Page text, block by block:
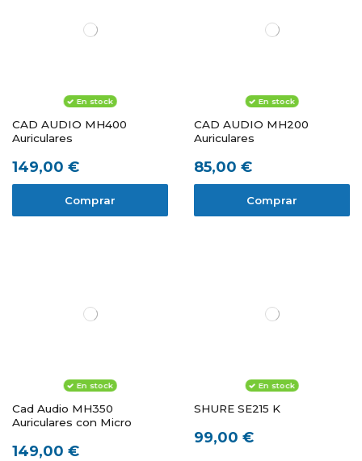
En stock
CAD AUDIO MH400
Auriculares
149,00 €
Comprar
En stock
CAD AUDIO MH200
Auriculares
85,00 €
Comprar
En stock
Cad Audio MH350
Auriculares con Micro
149,00 €
En stock
SHURE SE215 K
99,00 €